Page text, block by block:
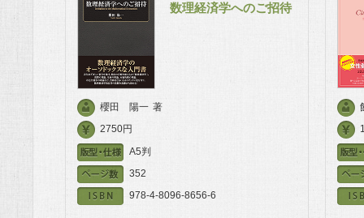
数理経済学へのご招待
櫻田 陽一 著
2750円
A5判
352
978-4-8096-8656-6